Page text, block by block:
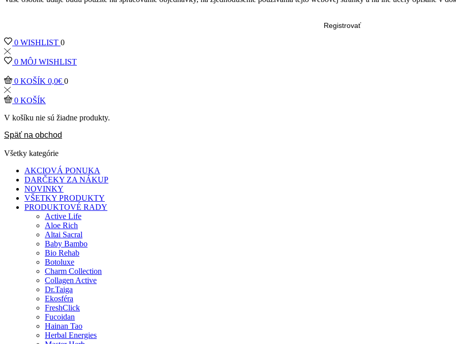
Registrovať
0 WISHLIST 0
0 MÔJ WISHLIST
0 KOŠÍK 0,0€ 0
0 KOŠÍK
V košíku nie sú žiadne produkty.
Späť na obchod
Všetky kategórie
AKCIOVÁ PONUKA
DARČEKY ZA NÁKUP
NOVINKY
VŠETKY PRODUKTY
PRODUKTOVÉ RADY
Active Life
Aloe Rich
Altai Sacral
Baby Bambo
Bio Rehab
Botoluxe
Charm Collection
Collagen Active
Dr.Taiga
Ekosféra
FreshClick
Fucoidan
Hainan Tao
Herbal Energies